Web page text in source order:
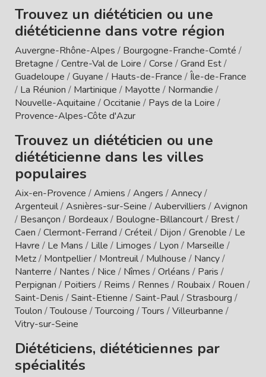
Trouvez un diététicien ou une
diététicienne dans votre région
Auvergne-Rhône-Alpes / Bourgogne-Franche-Comté /
Bretagne /Centre-Val de Loire /Corse /Grand Est/
Guadeloupe /Guyane / Hauts-de-France /Île-de-France
/ La Réunion / Martinique / Mayotte / Normandie /
Nouvelle-Aquitaine /Occitanie / Pays de la Loire /
Provence-Alpes-Côte d'Azur
Trouvez un diététicien ou une
diététicienne dans les villes
populaires
Aix-en-Provence /Amiens /Angers /Annecy/
Argenteuil/Asnières-sur-Seine /Aubervilliers /Avignon
/ Besançon / Bordeaux/ Boulogne-Billancourt/ Brest/
Caen /Clermont-Ferrand /Créteil/ Dijon /Grenoble / Le
Havre / Le Mans / Lille / Limoges / Lyon / Marseille /
Metz/ Montpellier/ Montreuil/ Mulhouse / Nancy/
Nanterre / Nantes / Nice / Nîmes /Orléans / Paris /
Perpignan / Poitiers / Reims / Rennes / Roubaix/ Rouen /
Saint-Denis /Saint-Etienne /Saint-Paul/Strasbourg /
Toulon /Toulouse /Tourcoing /Tours /Villeurbanne /
Vitry-sur-Seine
Diététiciens, diététiciennes par
spécialités